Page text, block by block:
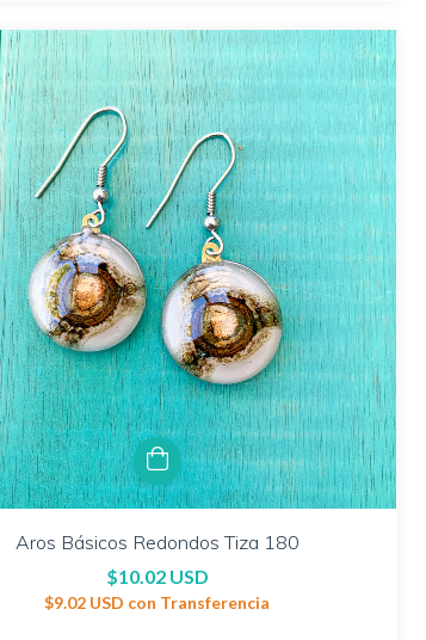
Aros Básicos Redondos Tiza 180
$10.02 USD
$9.02 USD con Transferencia